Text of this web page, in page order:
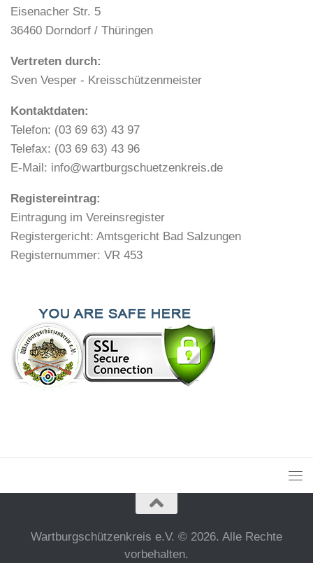
Eisenacher Str. 5
36460 Dorndorf / Thüringen
Vertreten durch:
Sven Vesper - Kreisschützenmeister
Kontaktdaten:
Telefon: (03 69 63) 43 97
Telefax: (03 69 63) 43 96
E-Mail: info@wartburgschuetzenkreis.de
Registereintrag:
Eintragung im Vereinsregister
Registergericht: Amtsgericht Bad Salzungen
Registernummer: VR 453
Wartburgschützenkreis e.V. © 2026. Alle Rechte
vorbehalten.